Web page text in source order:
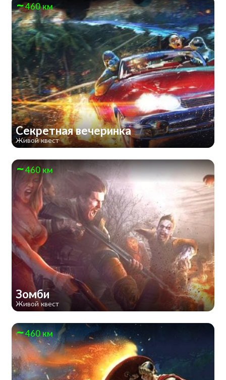
460 км
Секретная вечеринка
Живой квест
460 км
Зомби
Живой квест
460 км